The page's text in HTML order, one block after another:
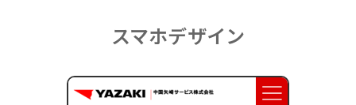
スマホデザイン